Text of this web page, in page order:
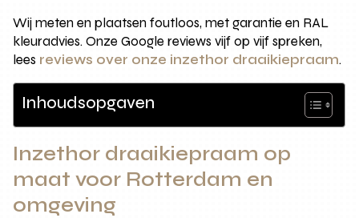
Wij meten en plaatsen foutloos, met garantie en RAL
kleuradvies. Onze Google reviews vijf op vijf spreken,
lees reviews over onze inzethor draaikiepraam.
Inhoudsopgaven
Inzethor draaikiepraam op
maat voor Rotterdam en
omgeving